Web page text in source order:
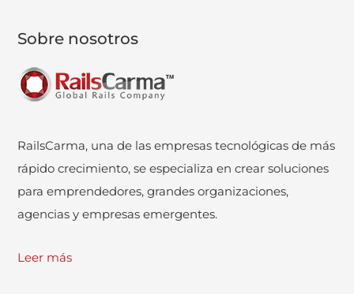
Sobre nosotros
RailsCarma, una de las empresas tecnológicas de más
rápido crecimiento, se especializa en crear soluciones
para emprendedores, grandes organizaciones,
agencias y empresas emergentes.
Leer más